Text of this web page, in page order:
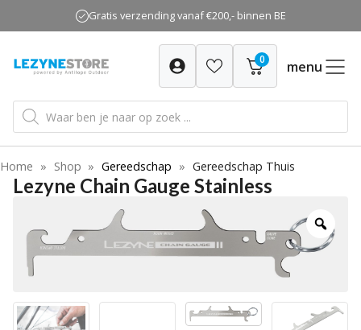
naar
inhoud
Gratis verzending vanaf €200,- binnen BE
0 menu
Producten
zoeken
Home » Shop » Gereedschap » Gereedschap Thuis
Lezyne Chain Gauge Stainless